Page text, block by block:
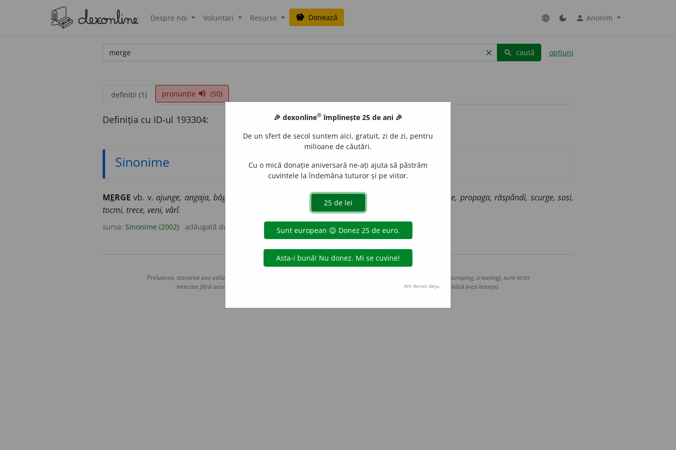
Despre noi Voluntari Resurse savings Donează language dark_mode person Anonim
clear search caută opțiuni
definiții (1) pronunție volume_up (50)
Definiția cu ID-ul 193304:
Sinonime
MERGE vb. v.ajunge, angaja, băga, curge, extinde, intra, încadra, tinde, lăți, pica, picura, prelinge, propaga, răspândi, scurge, sosi,
tocmi, trece, veni, vârî.
sursa: Sinonime (2002) adăugată de acțiuni
Copyright © 2004-2026 dexonline (https://dexonline.ro)
Preluarea, stocarea sau utilizarea datelor de pe acest site, inclusiv prin orice metode de extragere automată (web scraping, crawling), sunt strict
interzise fără acordul nostru prealabil scris, cu excepția seturilor de date oferite oficial spre utilizare publică (vezi licența).
🎉 dexonline® împlinește 25 de ani 🎉
De un sfert de secol suntem aici, gratuit, zi de zi, pentru
milioane de căutări.
Cu o mică donație aniversară ne-ați ajuta să păstrăm
cuvintele la îndemâna tuturor și pe viitor.
Am donat deja.